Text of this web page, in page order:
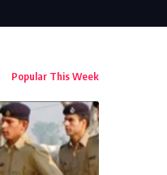
Popular This Week